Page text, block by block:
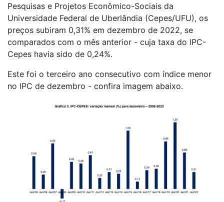
Pesquisas e Projetos Econômico-Sociais da
Universidade Federal de Uberlândia (Cepes/UFU), os
preços subiram 0,31% em dezembro de 2022, se
comparados com o mês anterior - cuja taxa do IPC-
Cepes havia sido de 0,24%.
Este foi o terceiro ano consecutivo com índice menor
no IPC de dezembro - confira imagem abaixo.